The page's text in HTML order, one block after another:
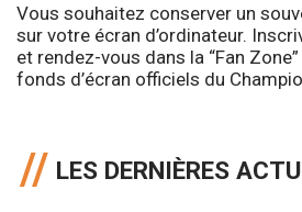
Vous souhaitez conserver un
sur votre écran d’ordinateur.
et rendez-vous dans la “Fan
fonds d’écran officiels du
LES DERNIÈRES